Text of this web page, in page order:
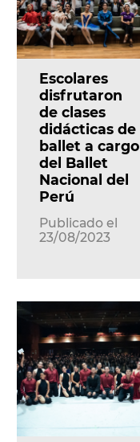
Escolares
disfrutaron
de clases
didácticas de
ballet a cargo
del Ballet
Nacional del
Perú
Publicado el
23/08/2023